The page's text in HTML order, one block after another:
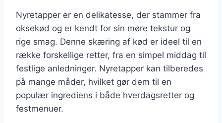
Nyretapper er en delikatesse, der stammer fra
oksekød og er kendt for sin møre tekstur og
rige smag. Denne skæring af kød er ideel til en
række forskellige retter, fra en simpel middag til
festlige anledninger. Nyretapper kan tilberedes
på mange måder, hvilket gør dem til en
populær ingrediens i både hverdagsretter og
festmenuer.